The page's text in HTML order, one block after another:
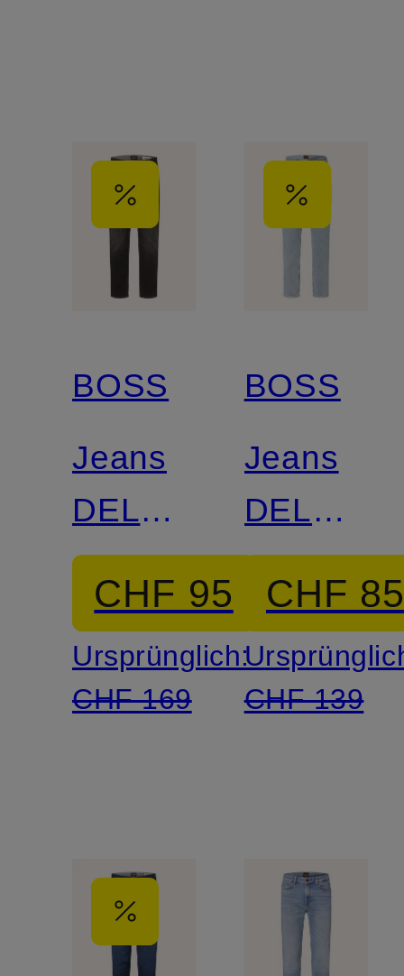
BOSS
Jeans
DELAWARE
BO
Slim Fit
CHF 95
Ursprünglich:
CHF 169
BOSS
Jeans
BO
Slim Fit
CHF
CHF 139